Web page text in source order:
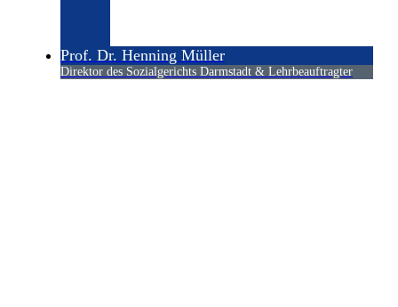
Prof. Dr. Henning Müller
Direktor des Sozialgerichts Darmstadt & Lehrbeauftragter